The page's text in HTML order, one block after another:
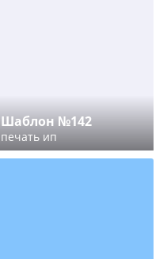
Шаблон №142
печать ип